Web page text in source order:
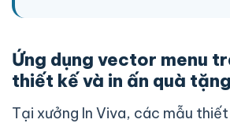
Ứng dụng vector menu
thiết kế và in ấn quà tặng
Tại xưởng In Viva, các mẫu